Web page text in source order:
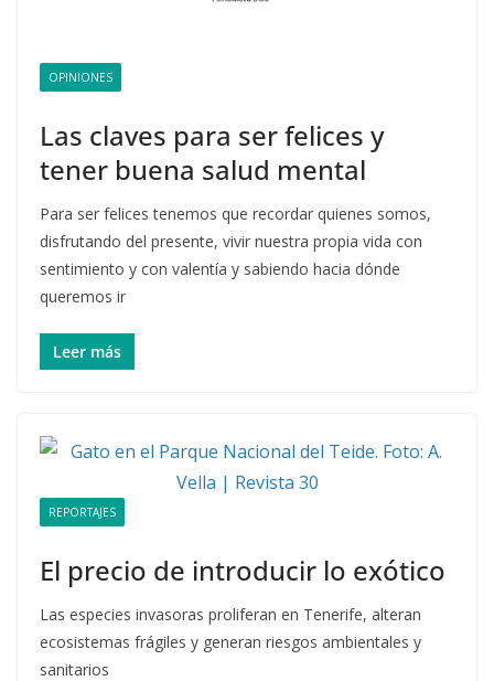
OPINIONES
Las claves para ser felices y
tener buena salud mental
Para ser felices tenemos que recordar quienes somos,
disfrutando del presente, vivir nuestra propia vida con
sentimiento y con valentía y sabiendo hacia dónde
queremos ir
Leer más
REPORTAJES
El precio de introducir lo exótico
Las especies invasoras proliferan en Tenerife, alteran
ecosistemas frágiles y generan riesgos ambientales y
sanitarios